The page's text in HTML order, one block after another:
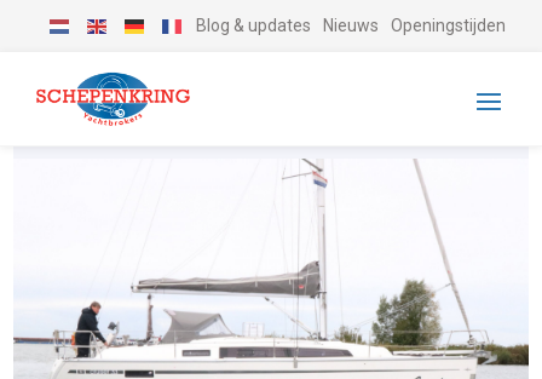
Blog & updates Nieuws Openingstijden